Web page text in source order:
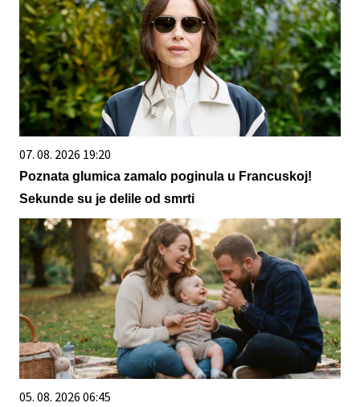
07. 08. 2026 19:20
Poznata glumica zamalo poginula u Francuskoj!
Sekunde su je delile od smrti
05. 08. 2026 06:45